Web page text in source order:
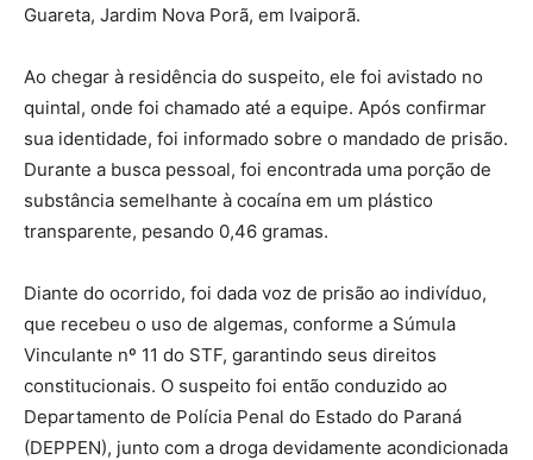
Guareta, Jardim Nova Porã, em Ivaiporã.
Ao chegar à residência do suspeito, ele foi avistado no
quintal, onde foi chamado até a equipe. Após confirmar
sua identidade, foi informado sobre o mandado de prisão.
Durante a busca pessoal, foi encontrada uma porção de
substância semelhante à cocaína em um plástico
transparente, pesando 0,46 gramas.
Diante do ocorrido, foi dada voz de prisão ao indivíduo,
que recebeu o uso de algemas, conforme a Súmula
Vinculante nº 11 do STF, garantindo seus direitos
constitucionais. O suspeito foi então conduzido ao
Departamento de Polícia Penal do Estado do Paraná
(DEPPEN), junto com a droga devidamente acondicionada